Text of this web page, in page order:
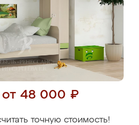
от 48 000 ₽
точную стоимость!